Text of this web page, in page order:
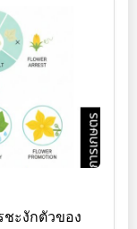
ชะงักตัวของ